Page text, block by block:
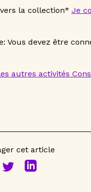
la collection* Je
Vous devez être
autres activités
cet article